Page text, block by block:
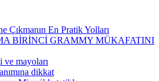
Çıkmanın En Pratik Yolları
BİRİNCİ GRAMMY MÜKAFATINI
ve mayoları
dikkat